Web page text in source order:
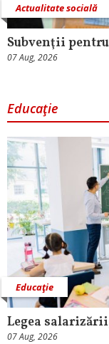
Actualitate socială
Subvenţii
07 Aug, 2026
Educaţie
Educaţie
Legea
07 Aug, 2026